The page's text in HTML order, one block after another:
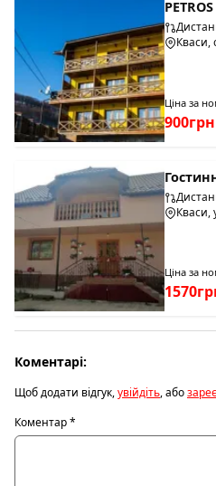
PETROS
Кваси,
Ціна за
900грн
Кваси,
Ціна за
Коментарі:
Щоб додати відгук,увійдіть, або
Коментар*